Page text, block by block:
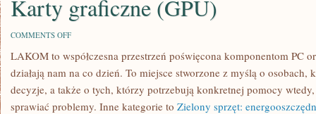
Karty graficzne (GPU)
COMMENTS OFFON
GRAFICZNE
LAKOM to współczesna przestrzeń poświęcona komponentom PC
działają nam na co dzień. To miejsce stworzone z myślą o osobach,
decyzje, a także o tych, którzy potrzebują konkretnej pomocy
sprawiać problemy. Inne kategorie to Zielony sprzęt: